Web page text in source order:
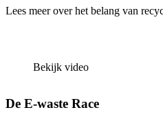
Lees meer over het belang van
Bekijk video
De E-waste Race